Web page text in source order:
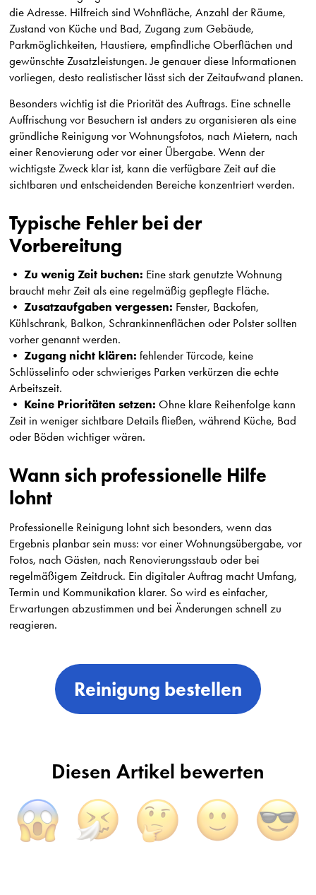
die Adresse. Hilfreich sind Wohnfläche, Anzahl der Räume,
Zustand von Küche und Bad, Zugang zum Gebäude,
Parkmöglichkeiten, Haustiere, empfindliche Oberflächen und
gewünschte Zusatzleistungen. Je genauer diese Informationen
vorliegen, desto realistischer lässt sich der Zeitaufwand planen.
Besonders wichtig ist die Priorität des Auftrags. Eine schnelle
Auffrischung vor Besuchern ist anders zu organisieren als eine
gründliche Reinigung vor Wohnungsfotos, nach Mietern, nach
einer Renovierung oder vor einer Übergabe. Wenn der
wichtigste Zweck klar ist, kann die verfügbare Zeit auf die
sichtbaren und entscheidenden Bereiche konzentriert werden.
Typische Fehler bei der
Vorbereitung
•Zu wenig Zeit buchen: Eine stark genutzte Wohnung
braucht mehr Zeit als eine regelmäßig gepflegte Fläche.
•Zusatzaufgaben vergessen: Fenster, Backofen,
Kühlschrank, Balkon, Schrankinnenflächen oder Polster sollten
vorher genannt werden.
•Zugang nicht klären: fehlender Türcode, keine
Schlüsselinfo oder schwieriges Parken verkürzen die echte
Arbeitszeit.
• Keine Prioritäten setzen: Ohne klare Reihenfolge kann
Zeit in weniger sichtbare Details fließen, während Küche, Bad
oder Böden wichtiger wären.
Wann sich professionelle Hilfe
lohnt
Professionelle Reinigung lohnt sich besonders, wenn das
Ergebnis planbar sein muss: vor einer Wohnungsübergabe, vor
Fotos, nach Gästen, nach Renovierungsstaub oder bei
regelmäßigem Zeitdruck. Ein digitaler Auftrag macht Umfang,
Termin und Kommunikation klarer. So wird es einfacher,
Erwartungen abzustimmen und bei Änderungen schnell zu
reagieren.
Reinigung bestellen
Diesen Artikel bewerten